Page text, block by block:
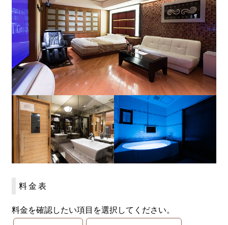
料金表
料金を確認したい項目を選択してください。